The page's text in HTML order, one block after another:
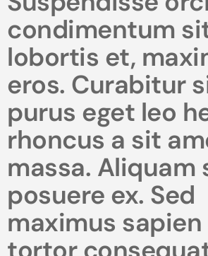
condimentum
lobortis et,
eros. Curabitur
purus eget leo
rhoncus a sit
massa. Aliquam
posuere ex. Sed
maximus sapien